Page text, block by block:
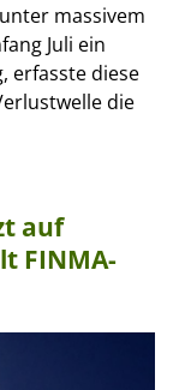
massivem
Juli ein
erfasste diese
die
auf
FINMA-